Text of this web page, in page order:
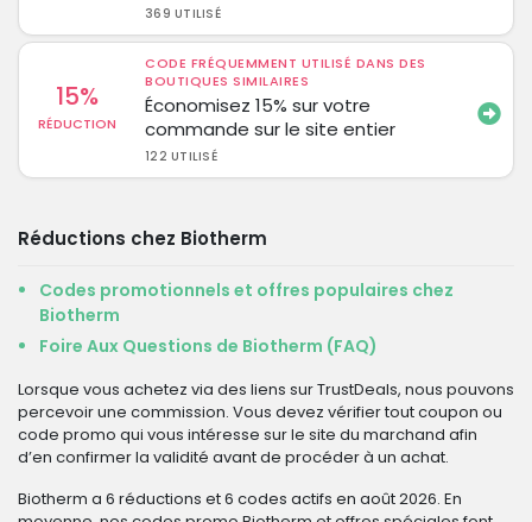
369 UTILISÉ
15%
RÉDUCTION
CODE FRÉQUEMMENT UTILISÉ DANS DES
BOUTIQUES SIMILAIRES
Économisez 15% sur votre
commande sur le site entier
122 UTILISÉ
Réductions chez Biotherm
Codes promotionnels et offres populaires chez
Biotherm
Foire Aux Questions de Biotherm (FAQ)
Lorsque vous achetez via des liens sur TrustDeals, nous pouvons
percevoir une commission. Vous devez vérifier tout coupon ou
code promo qui vous intéresse sur le site du marchand afin
d’en confirmer la validité avant de procéder à un achat.
Biotherm a 6 réductions et 6 codes actifs en août 2026. En